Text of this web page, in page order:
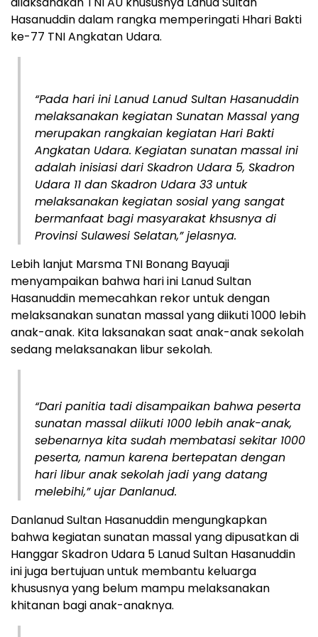
Hasanuddin dalam rangka memperingati Hhari Bakti
ke-77 TNI Angkatan Udara.
“Pada hari ini Lanud Lanud Sultan Hasanuddin
melaksanakan kegiatan Sunatan Massal yang
merupakan rangkaian kegiatan Hari Bakti
Angkatan Udara. Kegiatan sunatan massal ini
adalah inisiasi dari Skadron Udara 5, Skadron
Udara 11 dan Skadron Udara 33 untuk
melaksanakan kegiatan sosial yang sangat
bermanfaat bagi masyarakat khsusnya di
Provinsi Sulawesi Selatan,” jelasnya.
Lebih lanjut Marsma TNI Bonang Bayuaji
menyampaikan bahwa hari ini Lanud Sultan
Hasanuddin memecahkan rekor untuk dengan
melaksanakan sunatan massal yang diikuti 1000 lebih
anak-anak. Kita laksanakan saat anak-anak sekolah
sedang melaksanakan libur sekolah.
“Dari panitia tadi disampaikan bahwa peserta
sunatan massal diikuti 1000 lebih anak-anak,
sebenarnya kita sudah membatasi sekitar 1000
peserta, namun karena bertepatan dengan
hari libur anak sekolah jadi yang datang
melebihi,” ujar Danlanud.
Danlanud Sultan Hasanuddin mengungkapkan
bahwa kegiatan sunatan massal yang dipusatkan di
Hanggar Skadron Udara 5 Lanud Sultan Hasanuddin
ini juga bertujuan untuk membantu keluarga
khususnya yang belum mampu melaksanakan
khitanan bagi anak-anaknya.